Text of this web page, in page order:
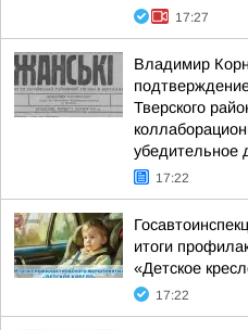
17:27
Владимир
Тверского
убедительное
17:22
итоги
«Детское
17:22